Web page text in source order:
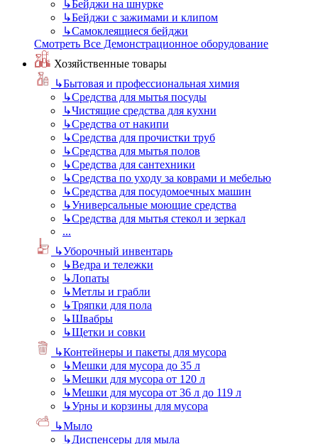
↳Бейджи на шнурке
↳Бейджи с зажимами и клипом
↳Самоклеящиеся бейджи
Смотреть Все Демонстрационное оборудование
Хозяйственные товары
↳Бытовая и профессиональная химия
↳Средства для мытья посуды
↳Чистящие средства для кухни
↳Средства от накипи
↳Средства для прочистки труб
↳Средства для мытья полов
↳Средства для сантехники
↳Средства по уходу за коврами и мебелью
↳Средства для посудомоечных машин
↳Универсальные моющие средства
↳Средства для мытья стекол и зеркал
...
↳Уборочный инвентарь
↳Ведра и тележки
↳Лопаты
↳Метлы и грабли
↳Тряпки для пола
↳Швабры
↳Щетки и совки
↳Контейнеры и пакеты для мусора
↳Мешки для мусора до 35 л
↳Мешки для мусора от 120 л
↳Мешки для мусора от 36 л до 119 л
↳Урны и корзины для мусора
↳Мыло
↳Диспенсеры для мыла